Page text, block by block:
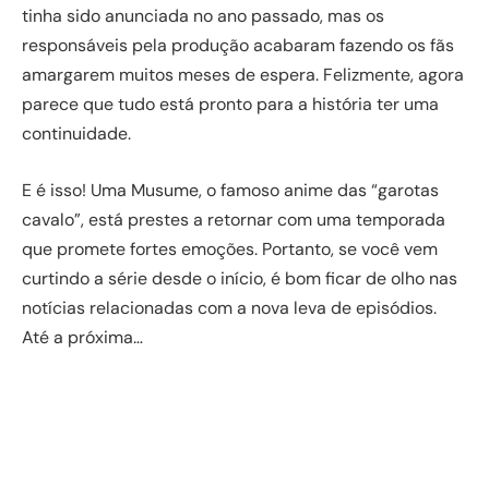
tinha sido anunciada no ano passado, mas os
responsáveis pela produção acabaram fazendo os fãs
amargarem muitos meses de espera. Felizmente, agora
parece que tudo está pronto para a história ter uma
continuidade.
E é isso! Uma Musume, o famoso anime das “garotas
cavalo”, está prestes a retornar com uma temporada
que promete fortes emoções. Portanto, se você vem
curtindo a série desde o início, é bom ficar de olho nas
notícias relacionadas com a nova leva de episódios.
Até a próxima…